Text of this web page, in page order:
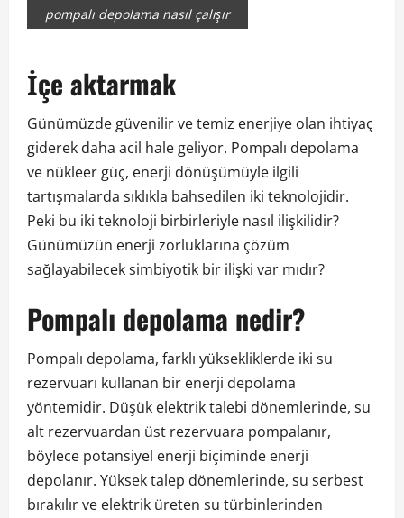
pompalı depolama nasıl çalışır
İçe aktarmak
Günümüzde güvenilir ve temiz enerjiye olan ihtiyaç
giderek daha acil hale geliyor. Pompalı depolama
ve nükleer güç, enerji dönüşümüyle ilgili
tartışmalarda sıklıkla bahsedilen iki teknolojidir.
Peki bu iki teknoloji birbirleriyle nasıl ilişkilidir?
Günümüzün enerji zorluklarına çözüm
sağlayabilecek simbiyotik bir ilişki var mıdır?
Pompalı depolama nedir?
Pompalı depolama, farklı yüksekliklerde iki su
rezervuarı kullanan bir enerji depolama
yöntemidir. Düşük elektrik talebi dönemlerinde, su
alt rezervuardan üst rezervuara pompalanır,
böylece potansiyel enerji biçiminde enerji
depolanır. Yüksek talep dönemlerinde, su serbest
bırakılır ve elektrik üreten su türbinlerinden